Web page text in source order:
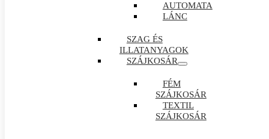
AUTOMATA
LÁNC
SZAG ÉS
ILLATANYAGOK
SZÁJKOSÁR
FÉM
SZÁJKOSÁR
TEXTIL
SZÁJKOSÁR